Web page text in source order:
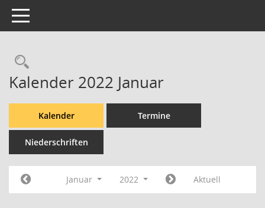
Toggle navigation
Rechercheauswahl
Kalender 2022 Januar
Kalender Termine
Niederschriften
Januar 2022 Aktuell